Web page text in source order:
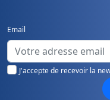
Email
J'accepte de recevoir la